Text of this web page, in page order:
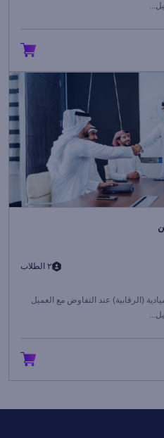
٢ الطلاب
(الرقابية) عند التفاوض مع العميل